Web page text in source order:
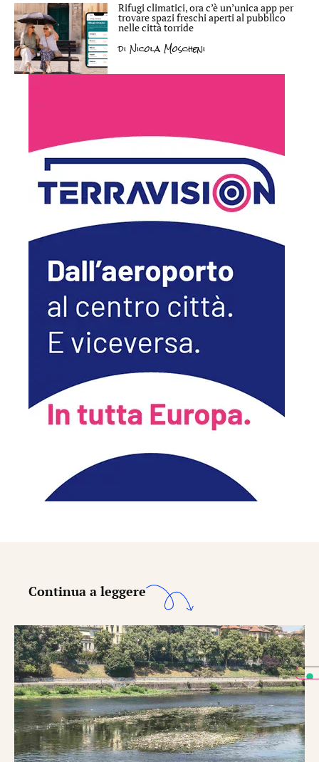
Rifugi climatici, ora c’è un’unica app per
trovare spazi freschi aperti al pubblico
nelle città torride
di Nicola Moscheni
Continua a leggere